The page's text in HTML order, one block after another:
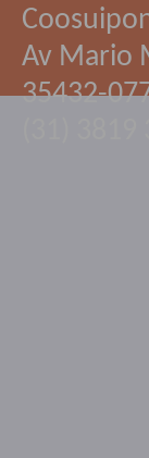
Av Mario
35432-